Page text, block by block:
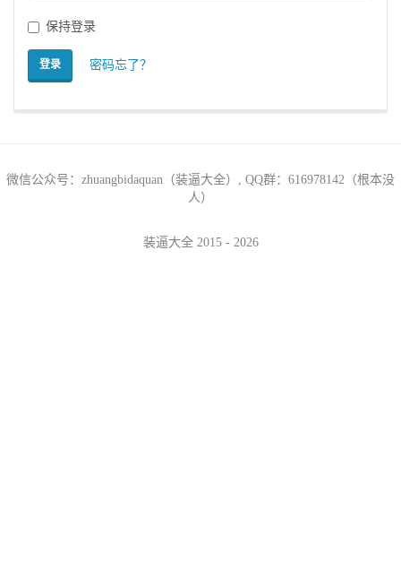
保持登录
登录 密码忘了？
微信公众号：zhuangbidaquan（装逼大全）, QQ群：616978142（根本没
人）
装逼大全 2015 - 2026